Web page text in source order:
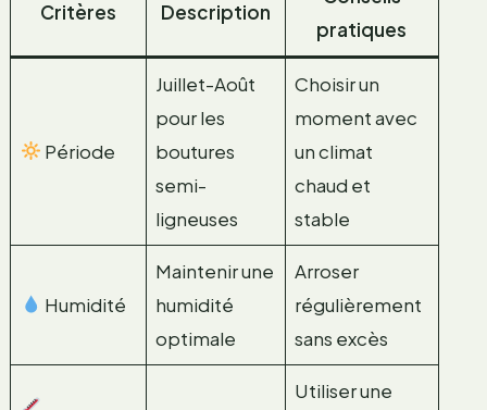
Critères Description
pratiques
Période
Juillet-Août
pour les
boutures
semi-
ligneuses
Choisir un
moment avec
un climat
chaud et
stable
Humidité
Maintenir une
humidité
optimale
Arroser
régulièrement
sans excès
Utiliser une